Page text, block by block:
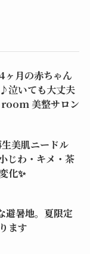
ヶ月の赤ちゃん
泣いても大丈夫
美整サロン
美肌ニードル
じわ・キメ・茶
化✨
避暑地。夏限定
ます